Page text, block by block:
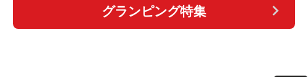
グランピング特集